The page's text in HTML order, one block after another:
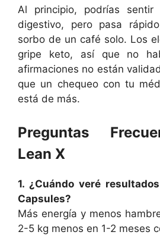
Al principio, podrías sentir
digestivo, pero pasa
sorbo de un café solo. Los
gripe keto, así que no
afirmaciones no están
que un chequeo con tu
está de más.
Preguntas
Lean X
1. ¿Cuándo veré
Capsules?
Más energía y menos
2-5 kg menos en 1-2 meses